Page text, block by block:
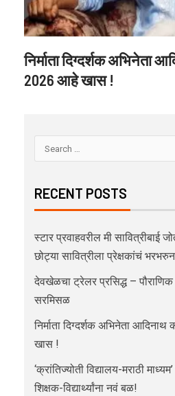
निर्माता दिग्दर्शक अभिनेता
2026 आहे खास !
RECENT POSTS
स्टार प्रवाहवरील मी सावित्रीबाई
छोट्या सावित्रीला प्रेक्षकांचं
देवखेळचा ट्रेलर प्रसिद्ध –
सरमिसळ
निर्माता दिग्दर्शक अभिनेता
खास !
‘क्रांतिज्योती विद्यालय-मराठी
शिक्षक-विद्यार्थ्यांना नवं बळ!